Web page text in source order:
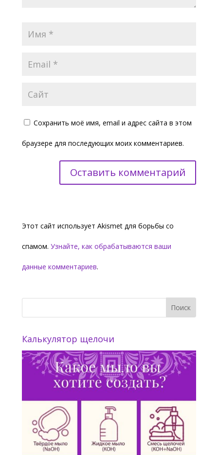
Сохранить моё имя, email и адрес сайта в этом
браузере для последующих моих комментариев.
Этот сайт использует Akismet для борьбы со
спамом. Узнайте, как обрабатываются ваши
данные комментариев.
Калькулятор щелочи